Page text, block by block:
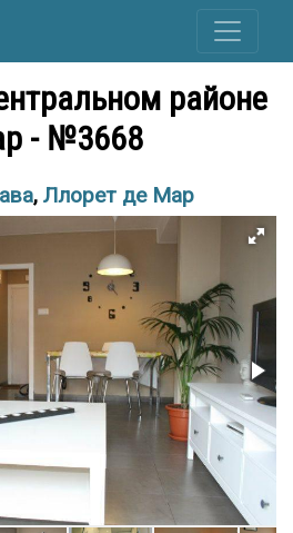
районе
- №3668
, Ллорет де Мар